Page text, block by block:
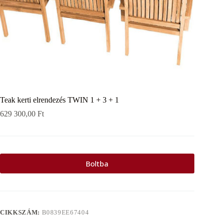
Teak kerti elrendezés TWIN 1 + 3 + 1
629 300,00 Ft
Boltba
CIKKSZÁM: B0839EE67404